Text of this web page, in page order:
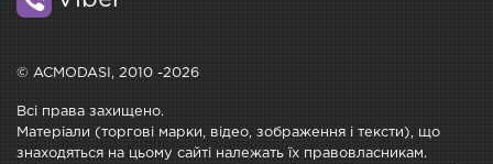
© ACMODASI, 2010 -2026
Всі права захищено.
Матеріали (торгові марки, відео, зображення і тексти), що
знаходяться на цьому сайті належать їх правовласникам.